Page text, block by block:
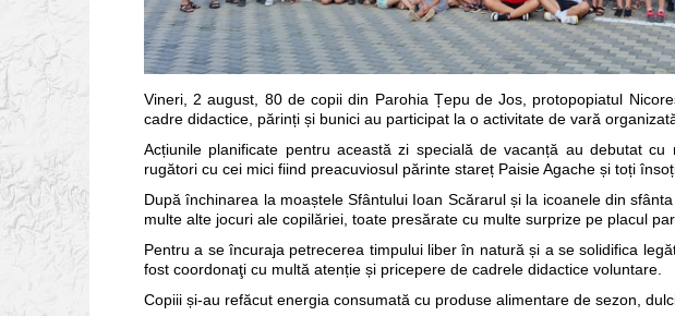
Vineri, 2 august, 80 de copii din Parohia Țepu de Jos, protopopiatul
cadre didactice, părinți și bunici au participat la o activitate de vară
Acțiunile planificate pentru această zi specială de vacanță au debutat
rugători cu cei mici fiind preacuviosul părinte stareț Paisie Agache și toți
După închinarea la moaștele Sfântului Ioan Scărarul și la icoanele din
multe alte jocuri ale copilăriei, toate presărate cu multe surprize pe placul
Pentru a se încuraja petrecerea timpului liber în natură și a se solidifica
fost coordonaţi cu multă atenție și pricepere de cadrele didactice voluntare.
Copiii și-au refăcut energia consumată cu produse alimentare de sezon,